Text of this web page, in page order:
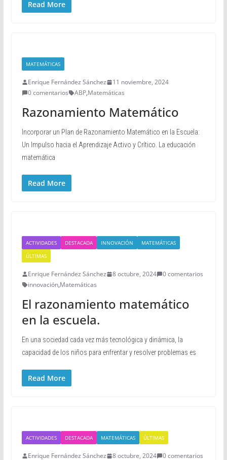
Read More
MATEMÁTICAS
Enrique Fernández Sánchez
11 noviembre, 2024
0 comentarios
ABP,Matemáticas
Razonamiento Matemático
Incorporar un Plan de Razonamiento Matemático en la Escuela:
Un Impulso hacia el Aprendizaje Activo y Crítico. La educación
matemática
Read More
ACTIVIDADES DESTACADA INNOVACIÓN
MATEMÁTICAS
ÚLTIMAS
Enrique Fernández Sánchez 8 octubre, 2024
0 comentarios
innovación,Matemáticas
El razonamiento matemático
en la escuela.
En una sociedad cada vez más tecnológica y dinámica, la
capacidad de los niños para enfrentar y resolver problemas es
Read More
ACTIVIDADES DESTACADA MATEMÁTICAS ÚLTIMAS
Enrique Fernández Sánchez 8 octubre, 2024
0 comentarios